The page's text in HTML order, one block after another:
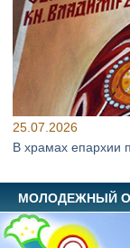
25.07.2026
В храмах епархии
МОЛОДЕЖНЫЙ